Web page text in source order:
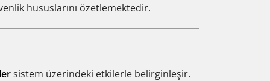
hususlarını özetlemektedir.
sistem üzerindeki etkilerle belirginleşir.